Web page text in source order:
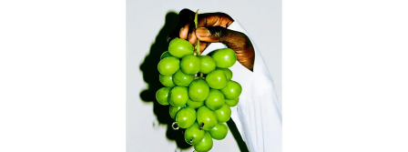
#SHOPPING ADDICT #憧れの逸品
#ESSENTIAL DESIGNS #古着サミット
#マイナーグッド図鑑
#MONTHLY JOURNAL